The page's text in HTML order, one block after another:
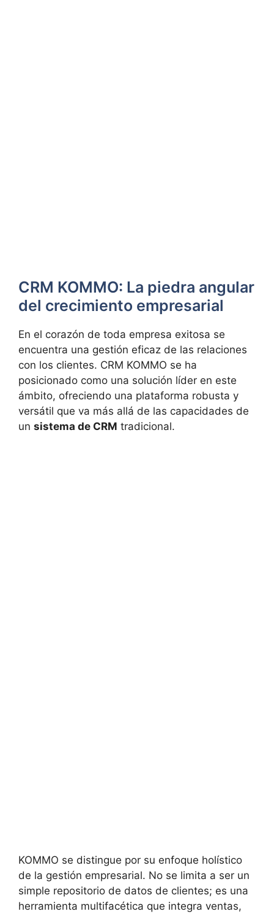
CRM KOMMO: La piedra angular
del crecimiento empresarial
En el corazón de toda empresa exitosa se
encuentra una gestión eficaz de las relaciones
con los clientes. CRM KOMMO se ha
posicionado como una solución líder en este
ámbito, ofreciendo una plataforma robusta y
versátil que va más allá de las capacidades de
un sistema de CRM tradicional.
KOMMO se distingue por su enfoque holístico
de la gestión empresarial. No se limita a ser un
simple repositorio de datos de clientes; es una
herramienta multifacética que integra ventas,